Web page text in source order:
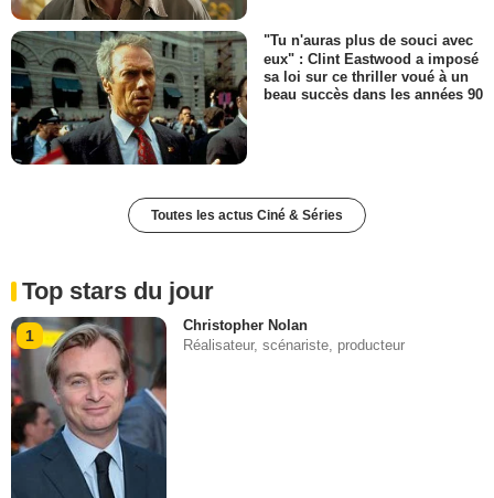
"Tu n'auras plus de souci avec
eux" : Clint Eastwood a imposé
sa loi sur ce thriller voué à un
beau succès dans les années 90
Toutes les actus Ciné & Séries
Top stars du jour
1
Christopher Nolan
Réalisateur, scénariste, producteur